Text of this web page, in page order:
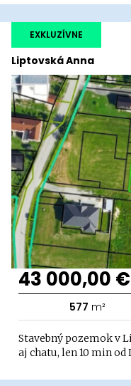
Liptovská Anna
EXKLUZÍVNE
43 000,00 €
577 m²
Stavebný pozemok v
aj chatu, len 10 min